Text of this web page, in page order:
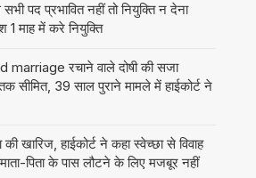
पद प्रभावित नहीं तो नियुक्ति न देना
माह में करे नियुक्ति
marriage रचाने वाले दोषी की सजा
सीमित, 39 साल पुराने मामले में हाईकोर्ट ने
खारिज, हाईकोर्ट ने कहा स्वेच्छा से विवाह
पिता के पास लौटने के लिए मजबूर नहीं